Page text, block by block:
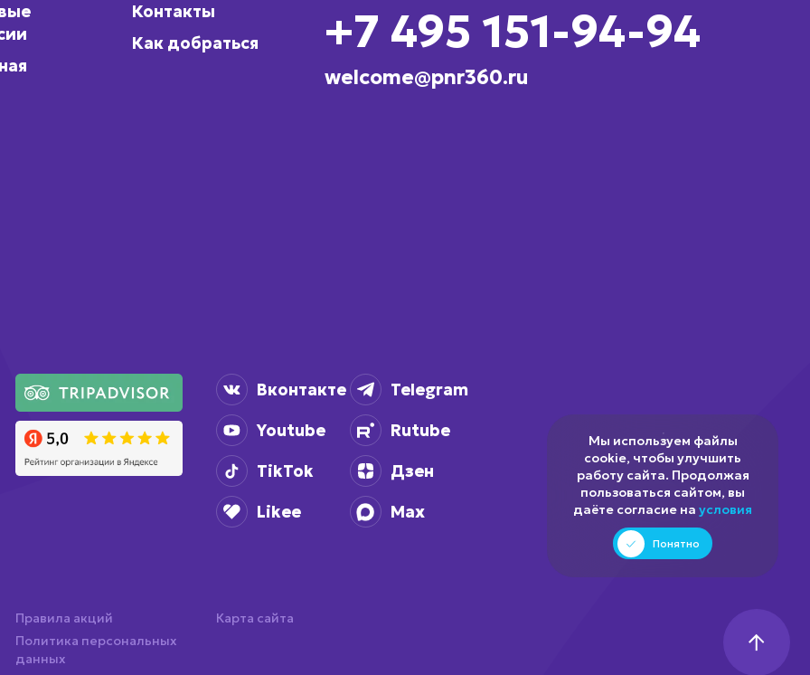
Контакты
Как добраться
+7 495 151-94-94
welcome@pnr360.ru
Вконтакте
Youtube
TikTok
Likee
Telegram
Rutube
Дзен
Max
Правила акций
Политика персональных
данных
Карта сайта
Мы используем файлы
cookie, чтобы улучшить
работу сайта. Продолжая
пользоваться сайтом, вы
даёте согласие на условия
Понятно